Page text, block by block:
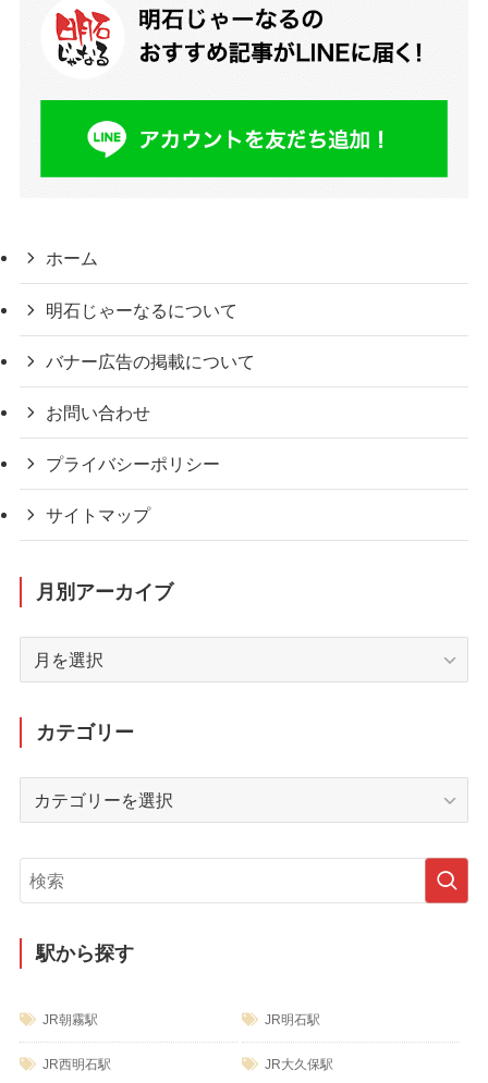
ホーム
明石じゃーなるについて
バナー広告の掲載について
お問い合わせ
プライバシーポリシー
サイトマップ
月別アーカイブ
イ
ブ
カテゴリー
リ
ー
駅から探す
JR朝霧駅 JR明石駅
JR西明石駅 JR大久保駅